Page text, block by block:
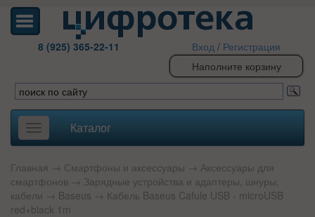
8 (925) 365-22-11 Вход / Регистрация
Наполните корзину
Toggle
navigation
Каталог
Главная → Смартфоны и аксессуары → Аксессуары для
смартфонов → Зарядные устройства и адаптеры, шнуры,
кабели → Baseus → Кабель Baseus Cafule USB - microUSB
red+black 1m